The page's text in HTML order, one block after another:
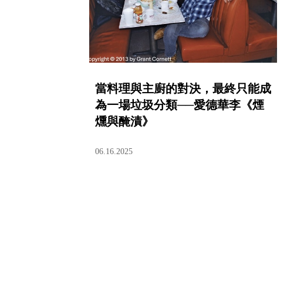
當料理與主廚的對決，最終只能成
為一場垃圾分類──愛德華李《煙
燻與醃漬》
06.16.2025